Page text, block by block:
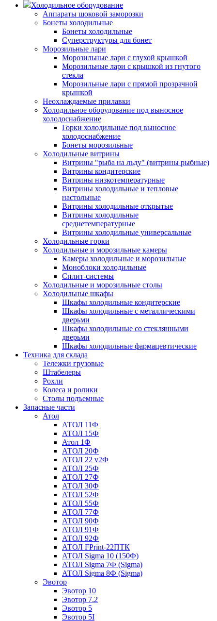
Холодильное оборудование
Аппараты шоковой заморозки
Бонеты холодильные
Бонеты холодильные
Суперструктуры для бонет
Морозильные лари
Морозильные лари с глухой крышкой
Морозильные лари с крышкой из гнутого
стекла
Морозильные лари с прямой прозрачной
крышкой
Неохлаждаемые прилавки
Холодильное оборудование под выносное
холодоснабжение
Горки холодильные под выносное
холодоснабжение
Бонеты морозильные
Холодильные витрины
Витрины "рыба на льду" (витрины рыбные)
Витрины кондитерские
Витрины низкотемпературные
Витрины холодильные и тепловые
настольные
Витрины холодильные открытые
Витрины холодильные
среднетемпературные
Витрины холодильные универсальные
Холодильные горки
Холодильные и морозильные камеры
Камеры холодильные и морозильные
Моноблоки холодильные
Сплит-системы
Холодильные и морозильные столы
Холодильные шкафы
Шкафы холодильные кондитерские
Шкафы холодильные с металлическими
дверьми
Шкафы холодильные со стеклянными
дверьми
Шкафы холодильные фармацевтические
Техника для склада
Тележки грузовые
Штабелеры
Рохли
Колеса и ролики
Столы подъемные
Запасные части
Атол
АТОЛ 11Ф
АТОЛ 15Ф
Атол 1Ф
АТОЛ 20Ф
АТОЛ 22 v2Ф
АТОЛ 25Ф
АТОЛ 27Ф
АТОЛ 30Ф
АТОЛ 52Ф
АТОЛ 55Ф
АТОЛ 77Ф
АТОЛ 90Ф
АТОЛ 91Ф
АТОЛ 92Ф
АТОЛ FPrint-22ПТК
АТОЛ Sigma 10 (150Ф)
АТОЛ Sigma 7Ф (Sigma)
АТОЛ Sigma 8Ф (Sigma)
Эвотор
Эвотор 10
Эвотор 7.2
Эвотор 5
Эвотор 5I